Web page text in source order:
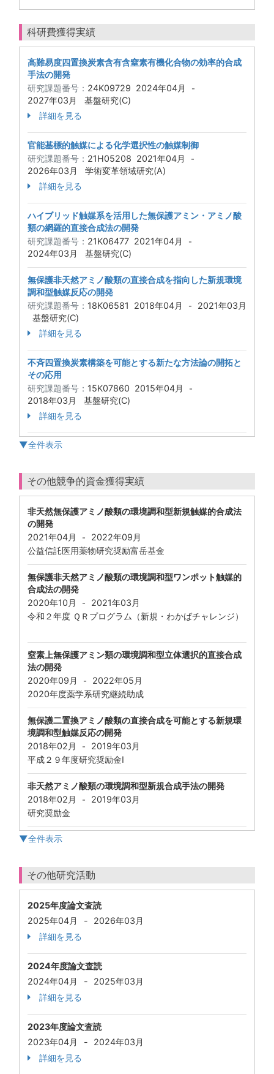
科研費獲得実績
高難易度四置換炭素含有含窒素有機化合物の効率的合成
手法の開発
研究課題番号： 24K09729 2024年04月 -
2027年03月
基盤研究(C)
詳細を見る
官能基標的触媒による化学選択性の触媒制御
研究課題番号： 21H05208 2021年04月 -
2026年03月
学術変革領域研究(A)
詳細を見る
ハイブリッド触媒系を活用した無保護アミン・アミノ酸
類の網羅的直接合成法の開発
研究課題番号： 21K06477 2021年04月 -
2024年03月 基盤研究(C)
無保護非天然アミノ酸類の直接合成を指向した新規環境
調和型触媒反応の開発
研究課題番号： 18K06581 2018年04月 -
2021年03月
基盤研究(C)
詳細を見る
不斉四置換炭素構築を可能とする新たな方法論の開拓と
その応用
研究課題番号： 15K07860 2015年04月 -
2018年03月
基盤研究(C)
詳細を見る
▼全件表示
その他競争的資金獲得実績
非天然無保護アミノ酸類の環境調和型新規触媒的合成法
の開発
2021年04月
-
2022年09月
公益信託医用薬物研究奨励富岳基金
無保護非天然アミノ酸類の環境調和型ワンポット触媒的
合成法の開発
2020年10月
-
2021年03月
令和２年度 ＱＲプログラム（新規・わかばチャレンジ）
窒素上無保護アミン類の環境調和型立体選択的直接合成
法の開発
2020年09月
-
2022年05月
2020年度薬学系研究継続助成
無保護二置換アミノ酸類の直接合成を可能とする新規環
境調和型触媒反応の開発
2018年02月
-
2019年03月
平成２９年度研究奨励金I
非天然アミノ酸類の環境調和型新規合成手法の開発
2018年02月
-
2019年03月
研究奨励金
▼全件表示
その他研究活動
2025年度論文査読
2025年04月
-
2026年03月
詳細を見る
2024年度論文査読
2024年04月
-
2025年03月
詳細を見る
2023年度論文査読
2023年04月
-
2024年03月
詳細を見る